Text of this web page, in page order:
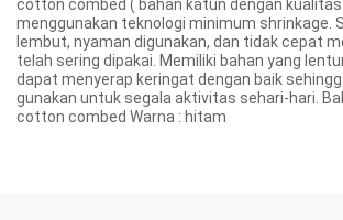
cotton combed ( bahan katun dengan
menggunakan teknologi minimum shrinkage.
lembut, nyaman digunakan, dan tidak cepat
telah sering dipakai. Memiliki bahan yang
dapat menyerap keringat dengan baik
gunakan untuk segala aktivitas sehari-hari.
cotton combed Warna : hitam